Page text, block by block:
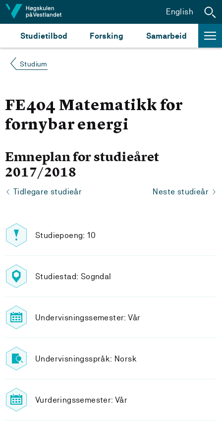
Hopp til innhald
Studietilbod Forsking Samarbeid
English
Studium
FE404 Matematikk for
fornybar energi
Emneplan for studieåret
2017/2018
Tidlegare studieår Neste studieår
Studiepoeng: 10
Studiestad: Sogndal
Undervisningssemester: Vår
Undervisningsspråk: Norsk
Vurderingssemester: Vår